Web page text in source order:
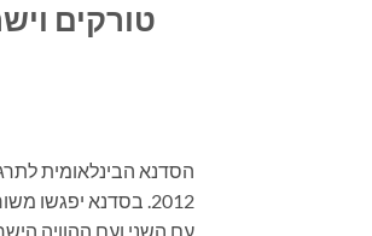
טורקים
2012. בסדנא
עם השני ועם ההוויה